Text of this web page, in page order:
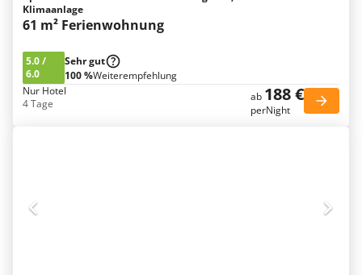
Klimaanlage
61 m² Ferienwohnung
5.0/
6.0
Sehr gut
100 %Weiterempfehlung
Nur Hotel
4 Tage
ab 188 €
perNight